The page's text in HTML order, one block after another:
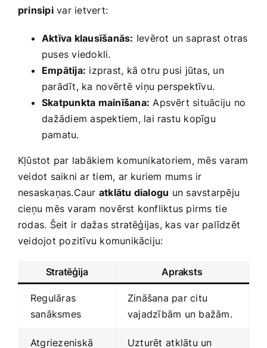
prinsipivar ietvert:
Aktīva klausīšanās: Ievērot un saprast otras
puses viedokli.
Empātija: izprast, kā otru pusi jūtas, un
parādīt, ka ⁣novērtē viņu perspektīvu.
Skatpunkta​ mainīšana: Apsvērt situāciju no
⁣dažādiem aspektiem, lai rastu kopīgu
pamatu.
Kļūstot par labākiem ⁣komunikatoriem, mēs varam
veidot saikni ar tiem, ar kuriem mums ​ir
‌nesaskaņas.Caur atklātu dialogu un savstarpēju
cieņu mēs varam novērst konfliktus pirms⁣ tie
rodas. Šeit ir dažas stratēģijas, kas var palīdzēt‌
veidojot pozitīvu ‌komunikāciju:
Stratēģija Apraksts
Regulāras⁣
sanāksmes
Zināšana par citu
vajadzībām un bažām.
Atgriezeniskā
Uzturēt ⁣atklātu ‍un